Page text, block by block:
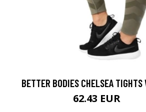
BETTER BODIES CHELSEA TIGHTS
62.43 EUR